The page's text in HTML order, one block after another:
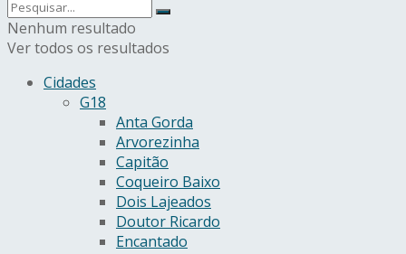
Nenhum resultado
Ver todos os resultados
Cidades
G18
Anta Gorda
Arvorezinha
Capitão
Coqueiro Baixo
Dois Lajeados
Doutor Ricardo
Encantado